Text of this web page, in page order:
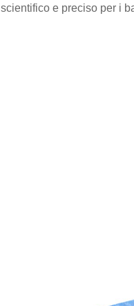
e preciso per i